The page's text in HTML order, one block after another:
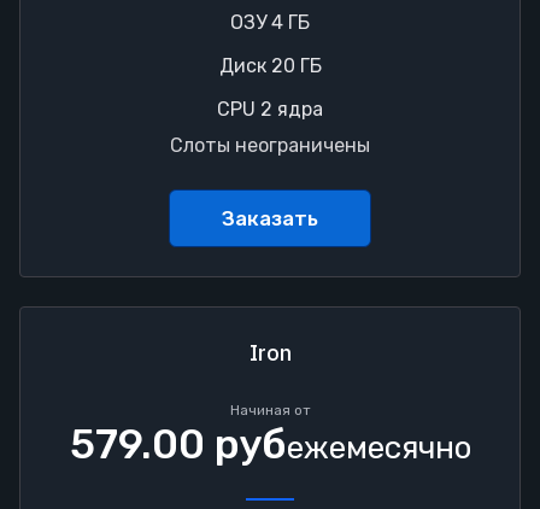
ОЗУ 4 ГБ
Диск 20 ГБ
CPU 2 ядра
Слоты неограничены
Заказать
Iron
Начиная от
579.00 рубежемесячно